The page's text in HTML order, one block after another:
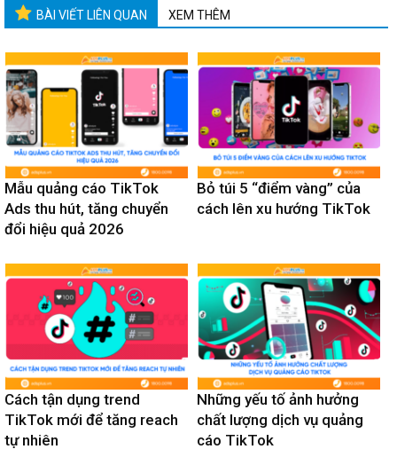
BÀI VIẾT LIÊN QUAN XEM THÊM
Mẫu quảng cáo TikTok
Ads thu hút, tăng chuyển
đổi hiệu quả 2026
Bỏ túi 5 “điểm vàng” của
cách lên xu hướng TikTok
Cách tận dụng trend
TikTok mới để tăng reach
tự nhiên
Những yếu tố ảnh hưởng
chất lượng dịch vụ quảng
cáo TikTok